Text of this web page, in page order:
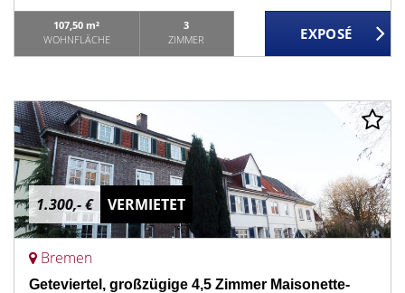
107,50 m²
WOHNFLÄCHE
3
ZIMMER
1.300,- € VERMIETET
Bremen
Geteviertel, großzügige 4,5 Zimmer Maisonette-